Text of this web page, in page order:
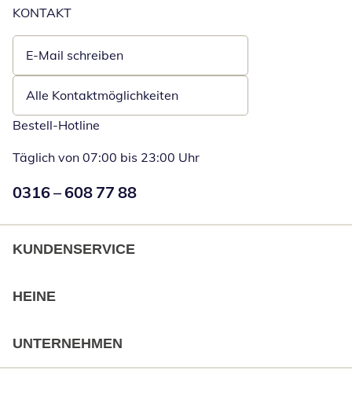
KONTAKT
E-Mail schreiben
Öffnet E-Mail-Client
Alle Kontaktmöglichkeiten
Bestell-Hotline
Täglich von 07:00 bis 23:00 Uhr
Numéro de téléphone:
0316 – 608 77 88
KUNDENSERVICE
HEINE
UNTERNEHMEN